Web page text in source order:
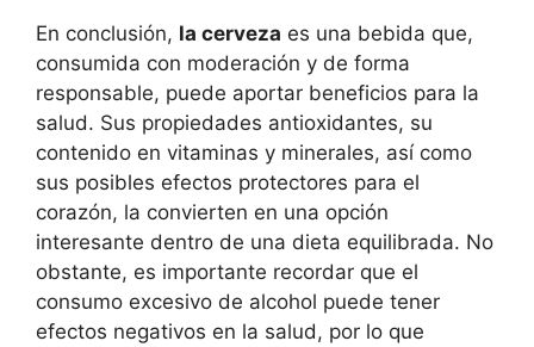
En conclusión, la cerveza es una bebida que,
consumida con moderación y de forma
responsable, puede aportar beneficios para la
salud. Sus propiedades antioxidantes, su
contenido en vitaminas y minerales, así como
sus posibles efectos protectores para el
corazón, la convierten en una opción
interesante dentro de una dieta equilibrada. No
obstante, es importante recordar que el
consumo excesivo de alcohol puede tener
efectos negativos en la salud, por lo que